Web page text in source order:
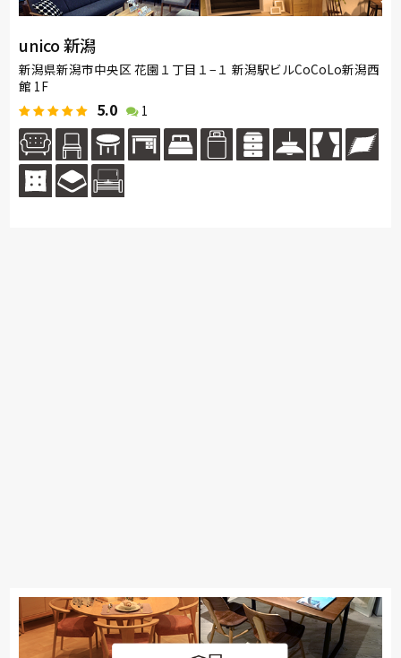
unico 新潟
新潟県新潟市中央区 花園１丁目１−１ 新潟駅ビルCoCoLo新潟西
館 1F
5.0 1